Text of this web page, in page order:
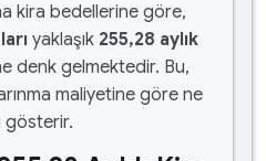
kira bedellerine göre,
yaklaşık 255,28 aylık
denk gelmektedir. Bu,
maliyetine göre ne
gösterir.